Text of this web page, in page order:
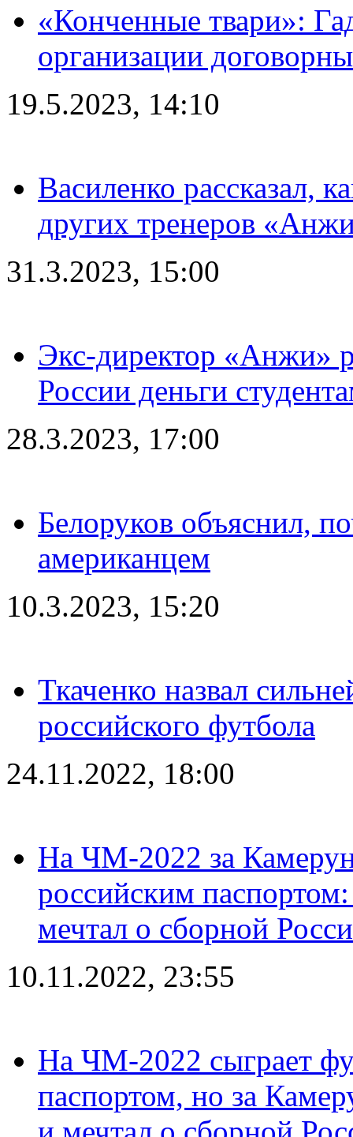
«Конченные твари»:
организации
19.5.2023, 14:10
Василенко рассказал,
других тренеров
31.3.2023, 15:00
Экс-директор «Анжи»
России деньги
28.3.2023, 17:00
Белоруков объяснил,
американцем
10.3.2023, 15:20
Ткаченко назвал
российского футбола
24.11.2022, 18:00
На ЧМ-2022 за
российским
мечтал о сборной
10.11.2022, 23:55
На ЧМ-2022 сыграет
паспортом, но за